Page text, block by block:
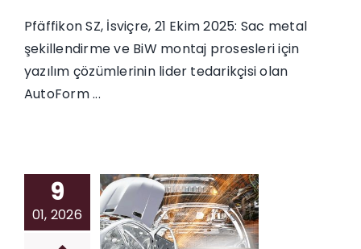
Pfäffikon SZ, İsviçre, 21 Ekim 2025: Sac metal
şekillendirme ve BiW montaj prosesleri için
yazılım çözümlerinin lider tedarikçisi olan
AutoForm ...
9
01, 2026